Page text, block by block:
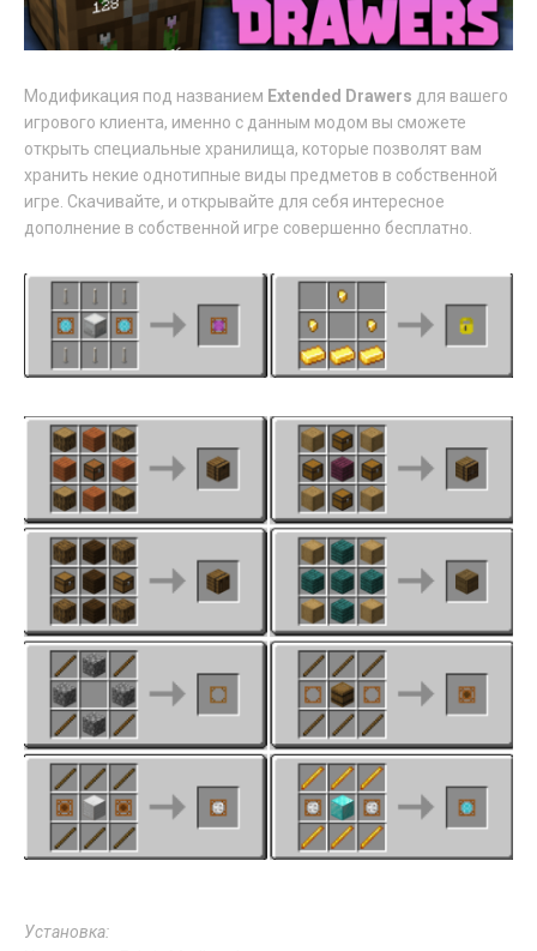
Модификация под названием Extended Drawers для вашего
игрового клиента, именно с данным модом вы сможете
открыть специальные хранилища, которые позволят вам
хранить некие однотипные виды предметов в собственной
игре. Скачивайте, и открывайте для себя интересное
дополнение в собственной игре совершенно бесплатно.
Установка: